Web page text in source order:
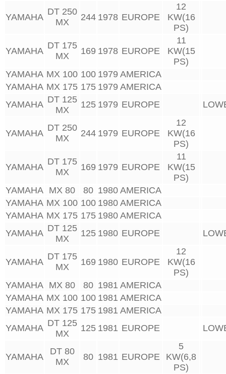
YAMAHA
DT 250
MX
244 1978 EUROPE
12
KW(16
PS)
YAMAHA
DT 175
MX
169 1978 EUROPE
11
KW(15
PS)
YAMAHA MX 100 100 1979 AMERICA
YAMAHA MX 175 175 1979 AMERICA
YAMAHA DT 125
MX
125 1979 EUROPE
YAMAHA
DT 250
MX
244 1979 EUROPE
12
KW(16
PS)
YAMAHA
DT 175
MX
169 1979 EUROPE
11
KW(15
PS)
YAMAHA MX 80 80 1980 AMERICA
YAMAHA MX 100 100 1980 AMERICA
YAMAHA MX 175 175 1980 AMERICA
YAMAHA DT 125
MX
125 1980 EUROPE
YAMAHA
DT 175
MX
169 1980 EUROPE
12
KW(16
PS)
YAMAHA MX 80 80 1981 AMERICA
YAMAHA MX 100 100 1981 AMERICA
YAMAHA MX 175 175 1981 AMERICA
YAMAHA DT 125
MX
125 1981 EUROPE
YAMAHA
DT 80
MX
80 1981 EUROPE
5
KW(6,8
PS)